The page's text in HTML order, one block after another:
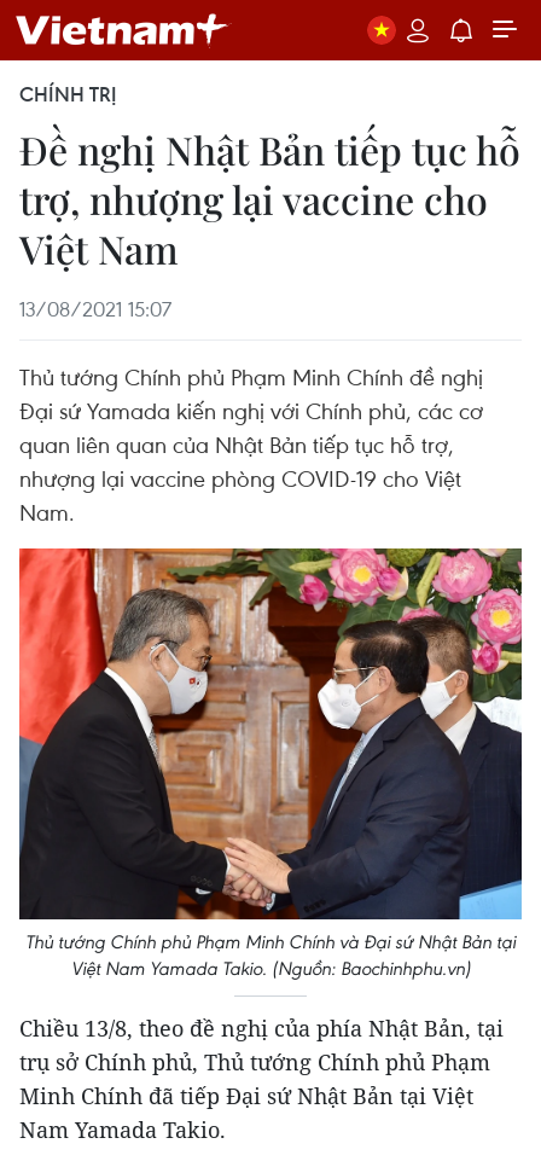
CHÍNH TRỊ
Đề nghị Nhật Bản tiếp tục hỗ
trợ, nhượng lại vaccine cho
Việt Nam
13/08/2021 15:07
Thủ tướng Chính phủ Phạm Minh Chính đề nghị
Đại sứ Yamada kiến nghị với Chính phủ, các cơ
quan liên quan của Nhật Bản tiếp tục hỗ trợ,
nhượng lại vaccine phòng COVID-19 cho Việt
Nam.
Thủ tướng Chính phủ Phạm Minh Chính và Đại sứ Nhật Bản tại
Việt Nam Yamada Takio. (Nguồn: Baochinhphu.vn)
Chiều 13/8, theo đề nghị của phía Nhật Bản, tại
trụ sở Chính phủ, Thủ tướng Chính phủ Phạm
Minh Chính đã tiếp Đại sứ Nhật Bản tại Việt
Nam Yamada Takio.